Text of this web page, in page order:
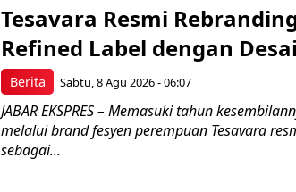
Berita
Tesavara Resmi
Refined Label dengan
Sabtu, 8 Agu 2026 - 06:07
JABAR EKSPRES – Memasuki tahun
melalui brand fesyen perempuan Tesavara
sebagai...